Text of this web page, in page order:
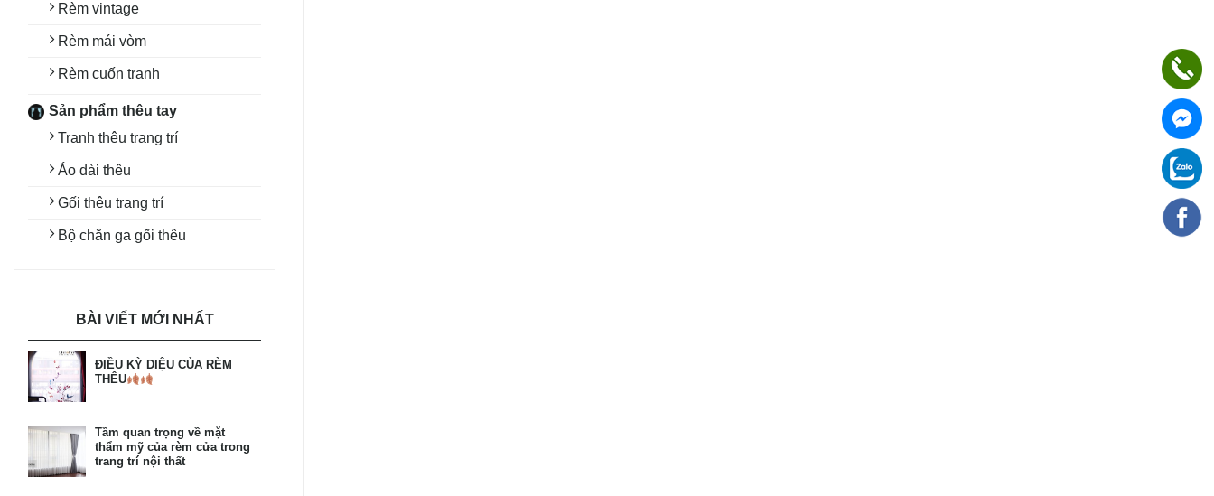
Rèm vintage
Rèm mái vòm
Rèm cuốn tranh
Sản phẩm thêu tay
Tranh thêu trang trí
Áo dài thêu
Gối thêu trang trí
Bộ chăn ga gối thêu
BÀI VIẾT MỚI NHẤT
ĐIỀU KỲ DIỆU CỦA RÈM
THÊU
Tầm quan trọng về mặt
thẩm mỹ của rèm cửa trong
trang trí nội thất